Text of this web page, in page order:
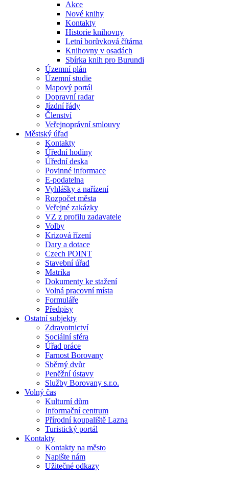
Akce
Nové knihy
Kontakty
Historie knihovny
Letní borůvková čítárna
Knihovny v osadách
Sbírka knih pro Burundi
Územní plán
Územní studie
Mapový portál
Dopravní radar
Jízdní řády
Členství
Veřejnoprávní smlouvy
Městský úřad
Kontakty
Úřední hodiny
Úřední deska
Povinné informace
E-podatelna
Vyhlášky a nařízení
Rozpočet města
Veřejné zakázky
VZ z profilu zadavatele
Volby
Krizová řízení
Dary a dotace
Czech POINT
Stavební úřad
Matrika
Dokumenty ke stažení
Volná pracovní místa
Formuláře
Předpisy
Ostatní subjekty
Zdravotnictví
Sociální sféra
Úřad práce
Farnost Borovany
Sběrný dvůr
Peněžní ústavy
Služby Borovany s.r.o.
Volný čas
Kulturní dům
Informační centrum
Přírodní koupaliště Lazna
Turistický portál
Kontakty
Kontakty na město
Napište nám
Užitečné odkazy